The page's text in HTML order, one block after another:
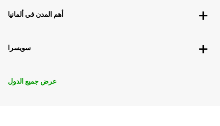
أهم المدن في ألمانيا
سويسرا
عرض جميع الدول